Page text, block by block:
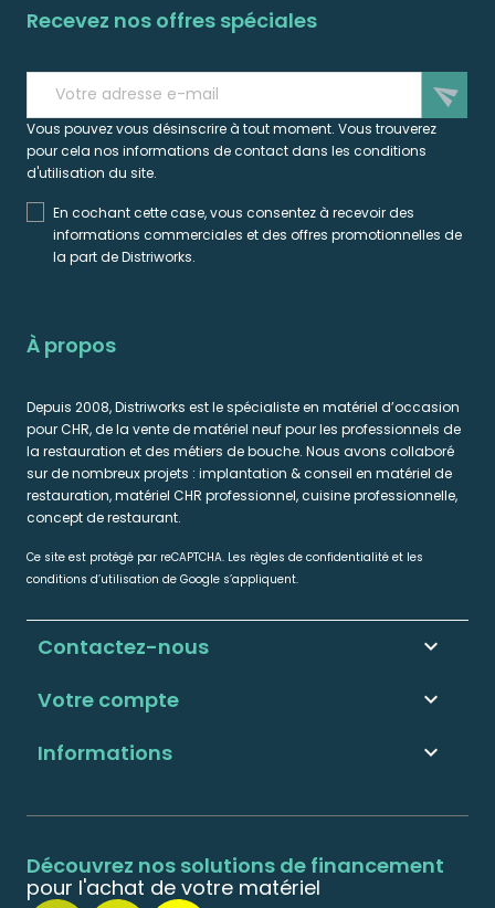
Recevez nos offres spéciales
send
Vous pouvez vous désinscrire à tout moment. Vous trouverez
pour cela nos informations de contact dans les conditions
d'utilisation du site.
En cochant cette case, vous consentez à recevoir des
informations commerciales et des offres promotionnelles de
la part de Distriworks.
À propos
Depuis 2008, Distriworks est le spécialiste en matériel d’occasion
pour CHR, de la vente de matériel neuf pour les professionnels de
la restauration et des métiers de bouche. Nous avons collaboré
sur de nombreux projets : implantation & conseil en matériel de
restauration, matériel CHR professionnel, cuisine professionnelle,
concept de restaurant.
Ce site est protégé par reCAPTCHA. Les règles de confidentialité et les
conditions d’utilisation de Google s’appliquent.
Informations 
Votre compte 
Contactez-nous keyboard_arrow_down
Découvrez nos solutions de financement
pour l'achat de votre matériel